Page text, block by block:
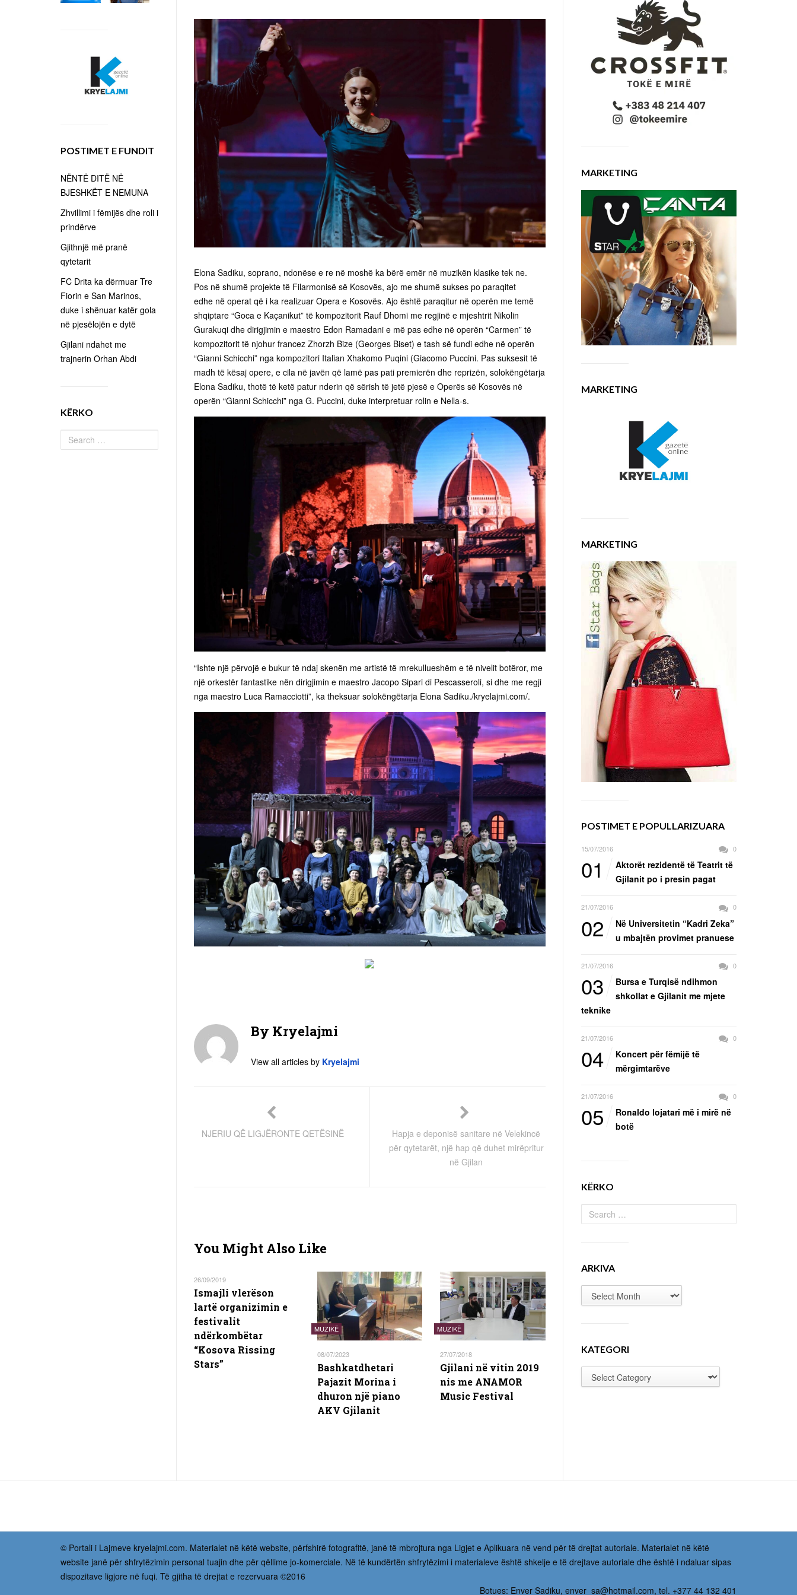
Elona Sadiku, soprano, ndonëse e re në moshë ka bërë emër në muzikën klasike tek ne.
Pos në shumë projekte të Filarmonisë së Kosovës, ajo me shumë sukses po paraqitet
edhe në operat që i ka realizuar Opera e Kosovës. Ajo është paraqitur në operën me temë
shqiptare “Goca e Kaçanikut” të kompozitorit Rauf Dhomi me regjinë e mjeshtrit Nikolin
Gurakuqi dhe dirigjimin e maestro Edon Ramadani e më pas edhe në operën “Carmen” të
kompozitorit të njohur francez Zhorzh Bize (Georges Biset) e tash së fundi edhe në operën
“Gianni Schicchi” nga kompozitori Italian Xhakomo Puqini (Giacomo Puccini. Pas suksesit të
madh të kësaj opere, e cila në javën që lamë pas pati premierën dhe reprizën, solokëngëtarja
Elona Sadiku, thotë të ketë patur nderin që sërish të jetë pjesë e Operës së Kosovës në
operën “Gianni Schicchi” nga G. Puccini, duke interpretuar rolin e Nella-s.
“Ishte një përvojë e bukur të ndaj skenën me artistë të mrekullueshëm e të nivelit botëror, me
një orkestër fantastike nën dirigjimin e maestro Jacopo Sipari di Pescasseroli, si dhe me regji
nga maestro Luca Ramacciotti”, ka theksuar solokëngëtarja Elona Sadiku./kryelajmi.com/.
By Kryelajmi
View all articles by Kryelajmi
NJERIU QË LIGJËRONTE QETËSINË
Hapja e deponisë sanitare në Velekincë
për qytetarët, një hap që duhet mirëpritur
në Gjilan
You Might Also Like
26/09/2019
Ismajli vlerëson
lartë organizimin e
festivalit
ndërkombëtar
“Kosova Rissing
Stars”
MUZIKË
08/07/2023
Bashkatdhetari
Pajazit Morina i
dhuron një piano
AKV Gjilanit
MUZIKË
27/07/2018
Gjilani në vitin 2019
nis me ANAMOR
Music Festival
MARKETING
MARKETING
MARKETING
POSTIMET E POPULLARIZUARA
15/07/2016 0
01
Aktorët rezidentë të Teatrit të
Gjilanit po i presin pagat
21/07/2016 0
02
Në Universitetin “Kadri Zeka”
u mbajtën provimet pranuese
21/07/2016 0
03
Bursa e Turqisë ndihmon
shkollat e Gjilanit me mjete
teknike
21/07/2016 0
04
Koncert për fëmijë të
mërgimtarëve
21/07/2016 0
05
Ronaldo lojatari më i mirë në
botë
KËRKO
ARKIVA
KATEGORI
POSTIMET E FUNDIT
NËNTË DITË NË
BJESHKËT E NEMUNA
Zhvillimi i fëmijës dhe roli i
prindërve
Gjithnjë më pranë
qytetarit
FC Drita ka dërmuar Tre
Fiorin e San Marinos,
duke i shënuar katër gola
në pjesëlojën e dytë
Gjilani ndahet me
trajnerin Orhan Abdi
KËRKO
© Portali i Lajmeve kryelajmi.com. Materialet në këtë website, përfshirë fotografitë, janë të mbrojtura nga Ligjet e Aplikuara në vend për të drejtat autoriale. Materialet në këtë
website janë për shfrytëzimin personal tuajin dhe për qëllime jo-komerciale. Në të kundërtën shfrytëzimi i materialeve është shkelje e të drejtave autoriale dhe është i ndaluar sipas
dispozitave ligjore në fuqi. Të gjitha të drejtat e rezervuara ©2016
Botues: Enver Sadiku, enver_sa@hotmail.com, tel. +377 44 132 401